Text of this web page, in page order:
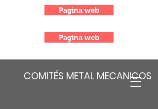
COMITÉS METAL MECANICOS
Pagina web
Pagina web